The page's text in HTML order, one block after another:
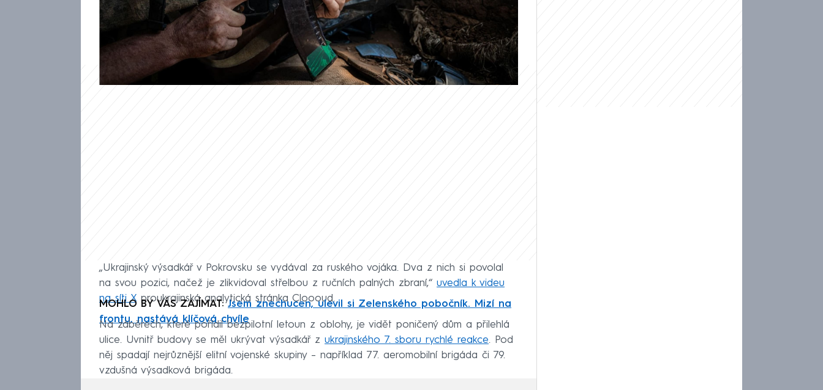
Pokrovsku se vydával za člena invazních sil, přičemž si nepřátelské
vojáky nejdříve zavolal k sobě, aby je později oba zastřelil. Další
okolnosti videa je v průběhu ruské agrese složité nezávisle ověřit.
„Ukrajinský výsadkář v Pokrovsku se vydával za ruského vojáka. Dva z nich si povolal
na svou pozici, načež je zlikvidoval střelbou z ručních palných zbraní,“ uvedla k videu
na síti X proukrajinská analytická stránka Cloooud.
MOHLO BY VÁS ZAJÍMAT:Jsem znechucen, ulevil si Zelenského pobočník. Mizí na
frontu, nastává klíčová chvíle
Na záběrech, které pořídil bezpilotní letoun z oblohy, je vidět poničený dům a přilehlá
ulice. Uvnitř budovy se měl ukrývat výsadkář z ukrajinského 7. sboru rychlé reakce. Pod
něj spadají nejrůznější elitní vojenské skupiny – například 77. aeromobilní brigáda či 79.
vzdušná výsadková brigáda.